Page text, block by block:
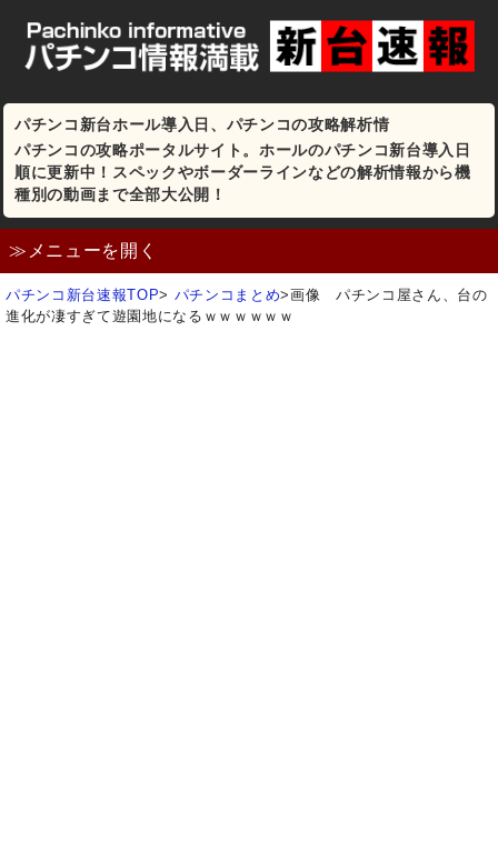
パチンコ新台ホール導入日、パチンコの攻略解析情
パチンコの攻略ポータルサイト。ホールのパチンコ新台導入日
順に更新中！スペックやボーダーラインなどの解析情報から機
種別の動画まで全部大公開！
≫メニューを開く
パチンコ新台速報TOP> パチンコまとめ>画像 パチンコ屋さん、台の
進化が凄すぎて遊園地になるｗｗｗｗｗｗ